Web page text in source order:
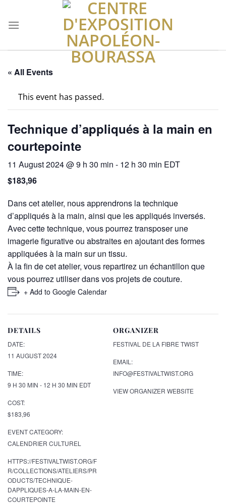
content
« All Events
This event has passed.
Technique d’appliqués à la main en
courtepointe
11 August 2024 @ 9 h 30 min - 12 h 30 min EDT
$183,96
Dans cet atelier, nous apprendrons la technique
d’appliqués à la main, ainsi que les appliqués inversés.
Avec cette technique, vous pourrez transposer une
imagerie figurative ou abstraites en ajoutant des formes
appliquées à la main sur un tissu.
À la fin de cet atelier, vous repartirez un échantillon que
vous pourrez utiliser dans vos projets de couture.
+ Add to Google Calendar
DETAILS
DATE:
11 AUGUST 2024
TIME:
9 H 30 MIN - 12 H 30 MIN EDT
COST:
$183,96
EVENT CATEGORY:
CALENDRIER CULTUREL
HTTPS://FESTIVALTWIST.ORG/F
R/COLLECTIONS/ATELIERS/PR
ODUCTS/TECHNIQUE-
DAPPLIQUES-A-LA-MAIN-EN-
COURTEPOINTE
ORGANIZER
FESTIVAL DE LA FIBRE TWIST
EMAIL:
INFO@FESTIVALTWIST.ORG
VIEW ORGANIZER WEBSITE